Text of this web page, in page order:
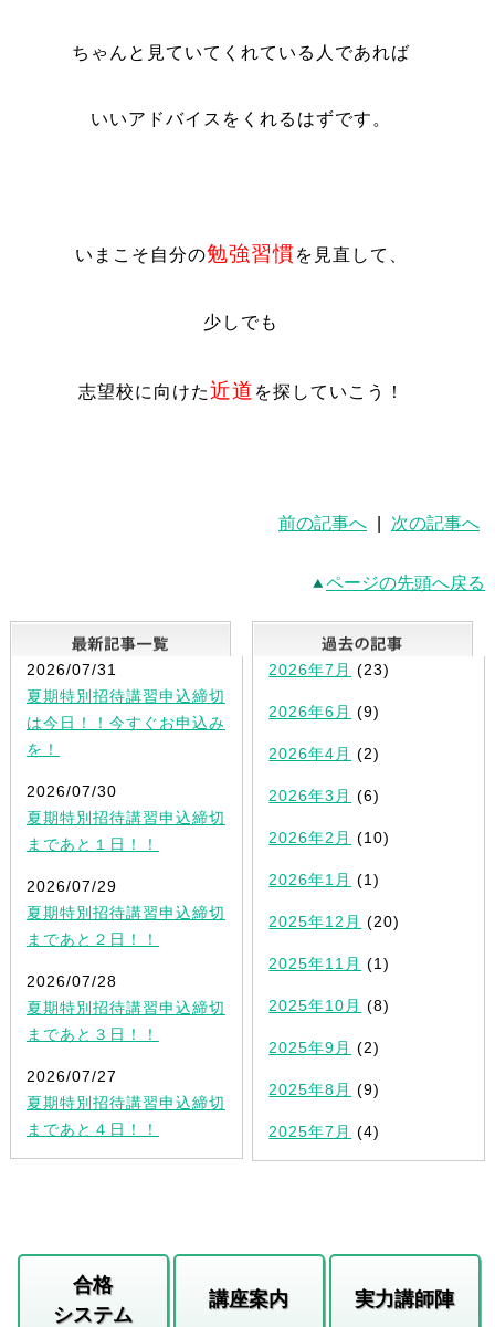
ちゃんと見ていてくれている人であれば
いいアドバイスをくれるはずです。
いまこそ自分の勉強習慣を見直して、
少しでも
志望校に向けた近道 を探していこう！
前の記事へ 次の記事へ
ページの先頭へ戻る
最新記事一覧
2026/07/31
夏期特別招待講習申込締切
は今日！！今すぐお申込み
を！
2026/07/30
夏期特別招待講習申込締切
まであと１日！！
2026/07/29
夏期特別招待講習申込締切
まであと２日！！
2026/07/28
夏期特別招待講習申込締切
まであと３日！！
2026/07/27
夏期特別招待講習申込締切
まであと４日！！
2026年7月 (23)
2026年6月 (9)
2026年4月 (2)
2026年3月 (6)
2026年2月 (10)
2026年1月 (1)
2025年12月 (20)
2025年11月 (1)
2025年10月 (8)
2025年9月 (2)
2025年8月 (9)
2025年7月 (4)
合格
システム
講座案内 実力講師陣